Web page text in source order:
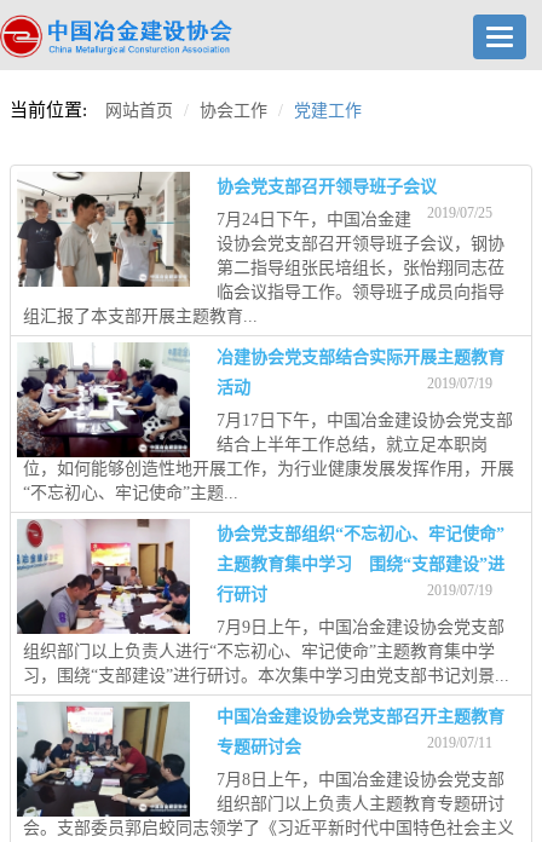
当前位置: 网站首页 协会工作 党建工作
协会党支部召开领导班子会议
2019/07/25
7月24日下午，中国冶金建
设协会党支部召开领导班子会议，钢协
第二指导组张民培组长，张怡翔同志莅
临会议指导工作。领导班子成员向指导
组汇报了本支部开展主题教育...
冶建协会党支部结合实际开展主题教育
活动
2019/07/19
7月17日下午，中国冶金建设协会党支部
结合上半年工作总结，就立足本职岗
位，如何能够创造性地开展工作，为行业健康发展发挥作用，开展
“不忘初心、牢记使命”主题...
协会党支部组织“不忘初心、牢记使命”
主题教育集中学习 围绕“支部建设”进
行研讨
2019/07/19
7月9日上午，中国冶金建设协会党支部
组织部门以上负责人进行“不忘初心、牢记使命”主题教育集中学
习，围绕“支部建设”进行研讨。本次集中学习由党支部书记刘景...
中国冶金建设协会党支部召开主题教育
专题研讨会
2019/07/11
7月8日上午，中国冶金建设协会党支部
组织部门以上负责人主题教育专题研讨
会。支部委员郭启蛟同志领学了《习近平新时代中国特色社会主义